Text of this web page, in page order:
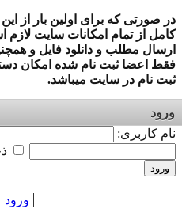
در صورتی که برای اولین بار از
کامل از تمام امکانات سایت
ارسال مطلب و دانلود فایل و
فقط اعضا ثبت نام شده امکان
ثبت نام در سایت میباشد.
ورود
نام کاربری:
ورود
ورود